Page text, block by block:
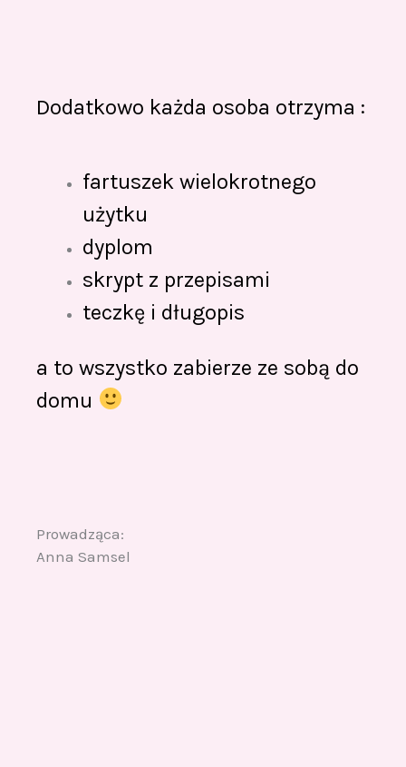
Dodatkowo każda osoba otrzyma :
fartuszek wielokrotnego
użytku
dyplom
skrypt z przepisami
teczkę i długopis
a to wszystko zabierze ze sobą do
domu
Prowadząca:
Anna Samsel